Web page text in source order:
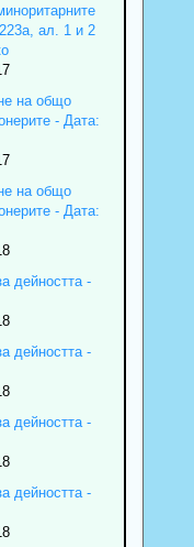
ал. 1 и 2
на общо
- Дата:
на общо
- Дата:
дейността -
дейността -
дейността -
дейността -